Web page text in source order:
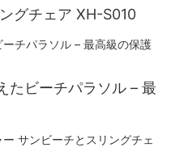
グチェア XH-S010
たビーチパラソル – 最